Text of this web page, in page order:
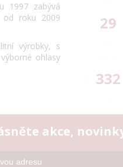
1997 zabývá
od roku 2009
výrobky, s
ohlasy
29
332
akce,